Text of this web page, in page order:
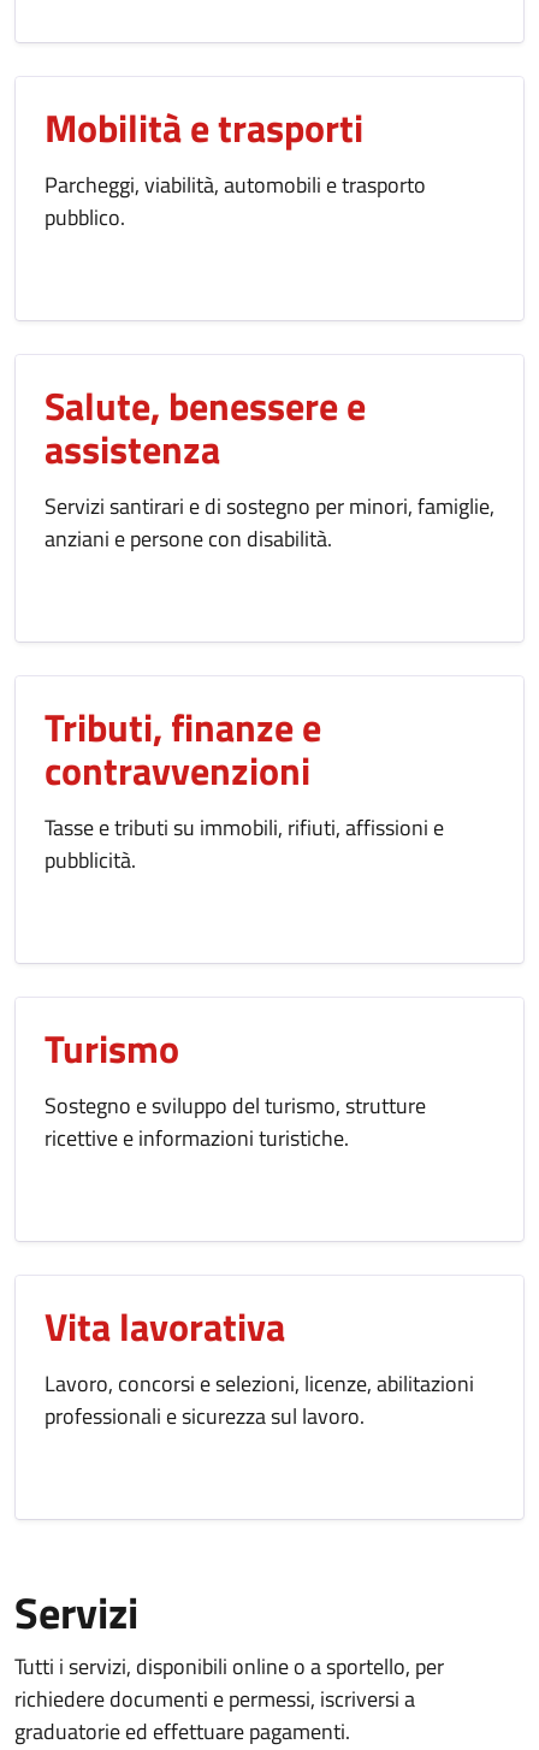
Mobilità e trasporti
Parcheggi, viabilità, automobili e trasporto
pubblico.
Salute, benessere e
assistenza
Servizi santirari e di sostegno per minori, famiglie,
anziani e persone con disabilità.
Tributi, finanze e
contravvenzioni
Tasse e tributi su immobili, rifiuti, affissioni e
pubblicità.
Turismo
Sostegno e sviluppo del turismo, strutture
ricettive e informazioni turistiche.
Vita lavorativa
Lavoro, concorsi e selezioni, licenze, abilitazioni
professionali e sicurezza sul lavoro.
Servizi
Tutti i servizi, disponibili online o a sportello, per
richiedere documenti e permessi, iscriversi a
graduatorie ed effettuare pagamenti.